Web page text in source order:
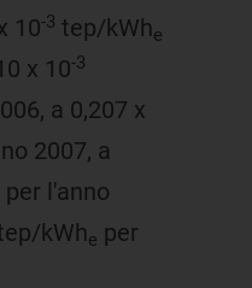
10-3 tep/kWhe
x 10-3
a 0,207 x
2007, a
per l'anno
kWhe per